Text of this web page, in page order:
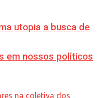
utopia a busca de
em nossos políticos